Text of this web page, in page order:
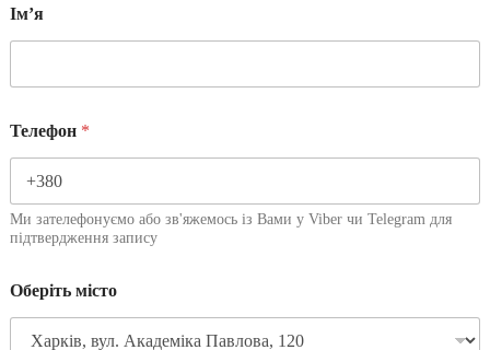
Імʼя
Телефон *
Ми зателефонуємо або зв'яжемось із Вами у Viber чи Telegram для
підтвердження запису
Оберіть місто